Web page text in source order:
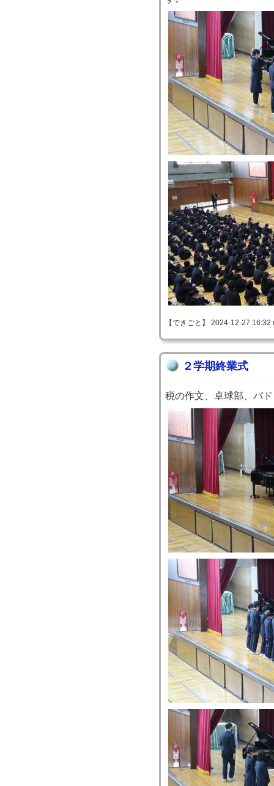
【できごと】 2024-12-27
２学期終業式
税の作文、卓球部、バ